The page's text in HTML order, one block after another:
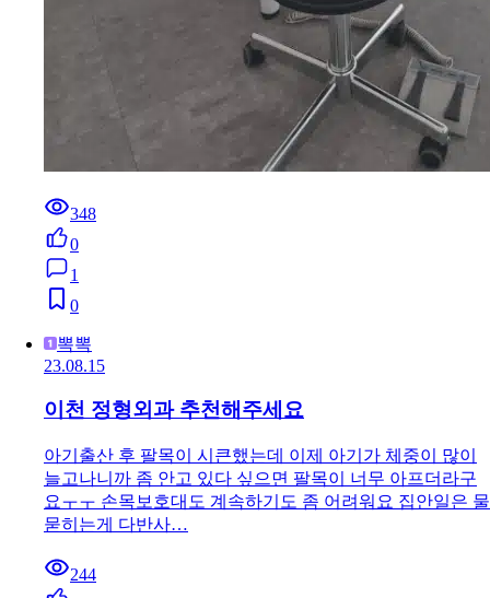
348
0
1
0
뽁뽁
23.08.15
이천 정형외과 추천해주세요
아기출산 후 팔목이 시큰했는데 이제 아기가 체중이 많이
늘고나니까 좀 안고 있다 싶으면 팔목이 너무 아프더라구
요ㅜㅜ 손목보호대도 계속하기도 좀 어려워요 집안일은 물
묻히는게 다반사…
244